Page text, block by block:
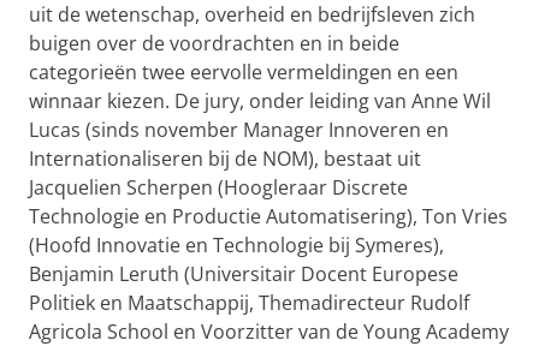
uit de wetenschap, overheid en bedrijfsleven zich
buigen over de voordrachten en in beide
categorieën twee eervolle vermeldingen en een
winnaar kiezen. De jury, onder leiding van Anne Wil
Lucas (sinds november Manager Innoveren en
Internationaliseren bij de NOM), bestaat uit
Jacquelien Scherpen (Hoogleraar Discrete
Technologie en Productie Automatisering), Ton Vries
(Hoofd Innovatie en Technologie bij Symeres),
Benjamin Leruth (Universitair Docent Europese
Politiek en Maatschappij, Themadirecteur Rudolf
Agricola School en Voorzitter van de Young Academy